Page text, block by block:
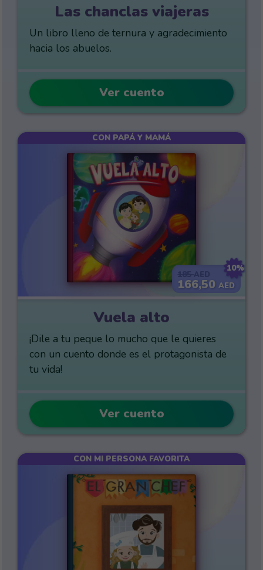
Las chanclas viajeras
Un libro lleno de ternura y agradecimiento
hacia los abuelos.
Ver cuento
10%
166,50AED
CON PAPÁ Y MAMÁ
Vuela alto
¡Dile a tu peque lo mucho que le quieres
con un cuento donde es el protagonista de
tu vida!
Ver cuento
CON MI PERSONA FAVORITA